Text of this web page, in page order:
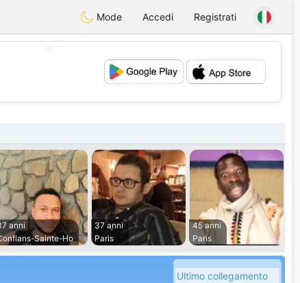
Mode Accedi Registrati
anni
Sainte-Ho
37 anni
Paris
45 anni
Paris
Ultimo collegamento